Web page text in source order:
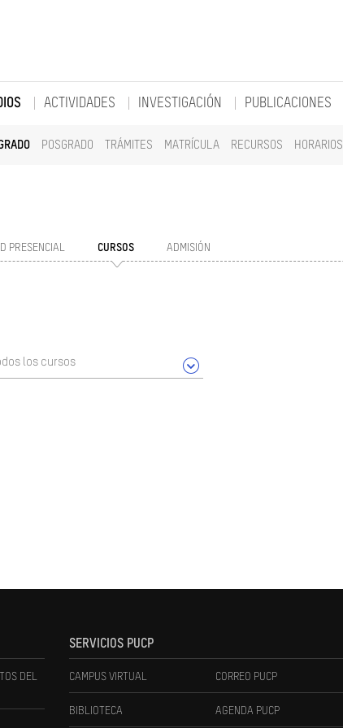
POSGRADO TRÁMITES MATRÍCULA RECURSOS HORARIOS
ACTIVIDADES INVESTIGACIÓN PUBLICACIONES
PRESENCIAL CURSOS ADMISIÓN
los cursos
DEL
SERVICIOS PUCP
CAMPUS VIRTUAL CORREO PUCP
BIBLIOTECA AGENDA PUCP